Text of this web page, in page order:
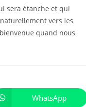
sera étanche et qui
vers les
quand nous
Ouvrir
WhatsApp